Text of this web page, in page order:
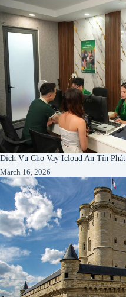
Dịch Vụ Cho Vay Icloud An Tín Phát
March 16, 2026